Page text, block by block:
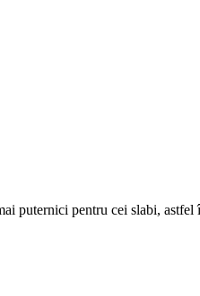
puternici pentru cei slabi,